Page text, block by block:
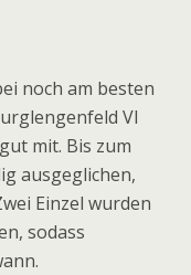
noch am besten
VI
mit. Bis zum
ausgeglichen,
Einzel wurden
sodass